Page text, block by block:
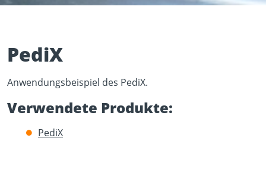
YouTube content loads after clicking.
PediX
Anwendungsbeispiel des PediX​​.
Verwendete Produkte:
PediX